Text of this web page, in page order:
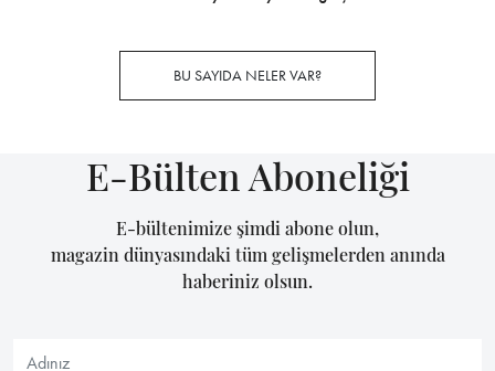
BU SAYIDA NELER VAR?
E-Bülten Aboneliği
E-bültenimize şimdi abone olun,
magazin dünyasındaki tüm gelişmelerden anında
haberiniz olsun.